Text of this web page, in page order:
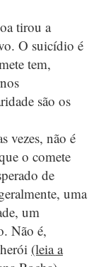
tirou a
O suicídio é
tem,
são os
vezes, não é
o comete
de
uma
um
Não é,
(leia a